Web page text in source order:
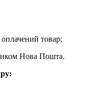
товар;
Нова Пошта.